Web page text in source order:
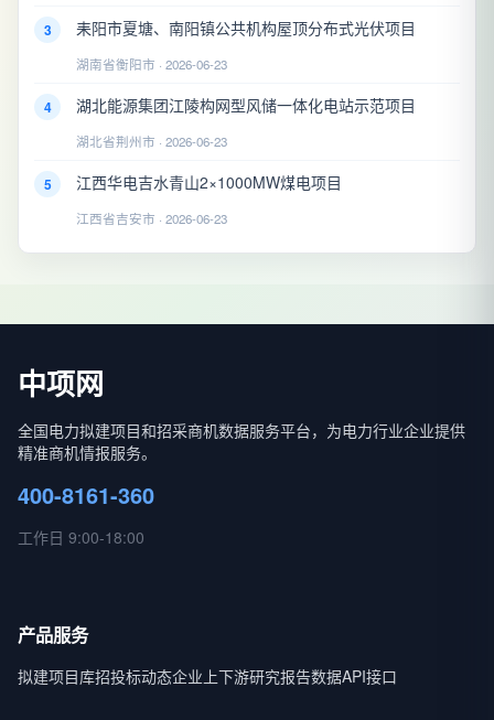
3 耒阳市夏塘、南阳镇公共机构屋顶分布式光伏项目
湖南省衡阳市 · 2026-06-23
4 湖北能源集团江陵构网型风储一体化电站示范项目
湖北省荆州市 · 2026-06-23
5 江西华电吉水青山2×1000MW煤电项目
江西省吉安市 · 2026-06-23
中项网
全国电力拟建项目和招采商机数据服务平台，为电力行业企业提供
精准商机情报服务。
400-8161-360
工作日 9:00-18:00
产品服务
拟建项目库招投标动态企业上下游研究报告数据API接口